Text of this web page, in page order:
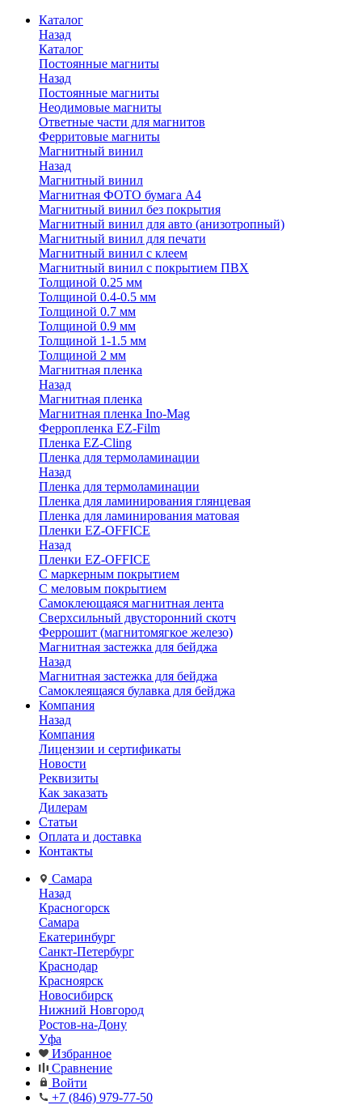
Каталог
Назад
Каталог
Постоянные магниты
Назад
Постоянные магниты
Неодимовые магниты
Ответные части для магнитов
Ферритовые магниты
Магнитный винил
Назад
Магнитный винил
Магнитная ФОТО бумага А4
Магнитный винил без покрытия
Магнитный винил для авто (анизотропный)
Магнитный винил для печати
Магнитный винил с клеем
Магнитный винил с покрытием ПВХ
Толщиной 0.25 мм
Толщиной 0.4-0.5 мм
Толщиной 0.7 мм
Толщиной 0.9 мм
Толщиной 1-1.5 мм
Толщиной 2 мм
Магнитная пленка
Назад
Магнитная пленка
Магнитная пленка Ino-Mag
Ферропленка EZ-Film
Пленка EZ-Cling
Пленка для термоламинации
Назад
Пленка для термоламинации
Пленка для ламинирования глянцевая
Пленка для ламинирования матовая
Пленки EZ-OFFICE
Назад
Пленки EZ-OFFICE
С маркерным покрытием
С меловым покрытием
Самоклеющаяся магнитная лента
Сверхсильный двусторонний скотч
Феррошит (магнитомягкое железо)
Магнитная застежка для бейджа
Назад
Магнитная застежка для бейджа
Самоклеящаяся булавка для бейджа
Компания
Назад
Компания
Лицензии и сертификаты
Новости
Реквизиты
Как заказать
Дилерам
Статьи
Оплата и доставка
Контакты
Самара
Назад
Красногорск
Самара
Екатеринбург
Санкт-Петербург
Краснодар
Красноярск
Новосибирск
Нижний Новгород
Ростов-на-Дону
Уфа
Избранное
Сравнение
Войти
+7 (846) 979-77-50